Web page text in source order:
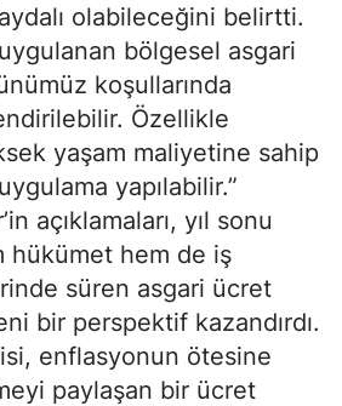
olabileceğini belirtti.
uygulanan bölgesel asgari
koşullarında
Özellikle
yaşam maliyetine sahip
yapılabilir.”
açıklamaları, yıl sonu
hükümet hem de iş
süren asgari ücret
bir perspektif kazandırdı.
enflasyonun ötesine
paylaşan bir ücret